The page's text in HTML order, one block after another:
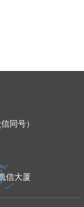
同号）
信大厦